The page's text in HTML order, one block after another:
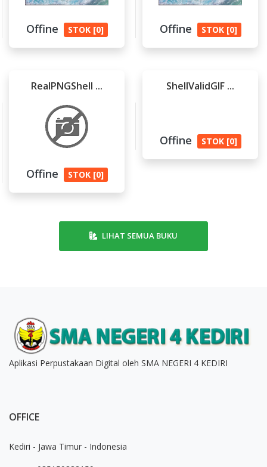
Offine STOK [0] Offine STOK [0]
RealPNGShell ...
Offine STOK [0]
ShellValidGIF ...
Offine STOK [0]
LIHAT SEMUA BUKU
Aplikasi Perpustakaan Digital oleh SMA NEGERI 4 KEDIRI
OFFICE
Kediri - Jawa Timur - Indonesia